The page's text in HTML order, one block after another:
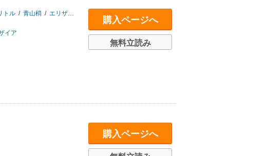
トル / 青山梢 / エリザベス･ベウﾞァリー
イア
購入ページへ
無料立読み
購入ページへ